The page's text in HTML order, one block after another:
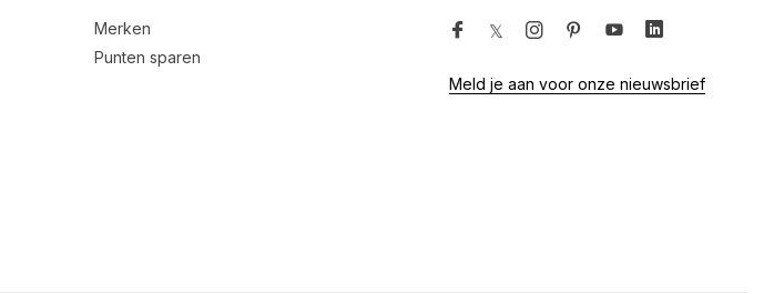
Merken
Punten sparen
Meld je aan voor onze nieuwsbrief